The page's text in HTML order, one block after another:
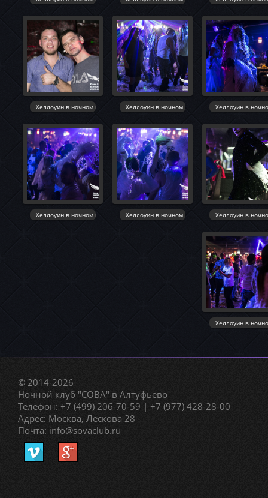
© 2014-2026
Ночной клуб "СОВА" в Алтуфьево
Телефон: +7 (499) 206-70-59 | +7 (977) 428-28-00
Адрес: Москва, Лескова 28
Почта: info@sovaclub.ru